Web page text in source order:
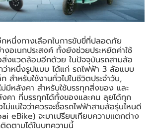
หนึ่งทางเลือกในการขับขี่ที่ปลอดภัย
งอเนกประสงค์ ทั้งยังช่วยประหยัดค่าใช้
สิ่งแวดล้อมอีกด้วย ในปัจจุบันรถสามล้อ
ว่าหนึ่งรูปแบบ ได้แก่ รถไฟฟ้า 3 ล้อแบบ
สำหรับใช้งานทั่วไปในชีวิตประจำวัน,
มีหลังคา สำหรับใช้บรรทุกสิ่งของ และ
คา ที่บรรทุกได้ทั้งของและคน ลุยได้ทุก
ม่แน่ใจว่าควรจะซื้อรถไฟฟ้าสามล้อรุ่นไหนดี
eBike) จะมาเปรียบเทียบความแตกต่าง
ดตามได้ในบทความนี้